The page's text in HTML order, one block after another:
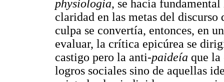
physiologia, se hacía
claridad en las metas del
culpa se convertía, entonces, en
evaluar, la crítica epicúrea se
castigo pero la anti-paideía que la
logros sociales sino de aquellas